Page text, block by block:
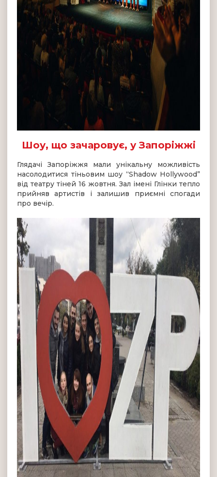
Шоу, що зачаровує, у Запоріжжі
Глядачі Запоріжжя мали унікальну можливість
насолодитися тіньовим шоу “Shadow Hollywood”
від театру тіней 16 жовтня. Зал імені Глінки тепло
прийняв артистів і залишив приємні спогади
про вечір.